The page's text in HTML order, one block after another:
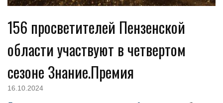
156 просветителей Пензенской
области участвуют в четвертом
сезоне Знание.Премия
16.10.2024